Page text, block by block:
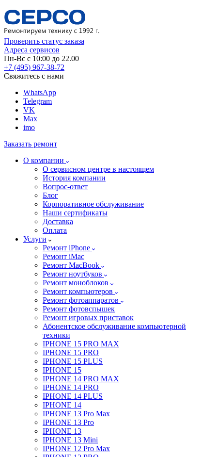
Проверить статус заказа
Адреса сервисов
Пн-Вс с 10:00 до 22.00
+7 (495) 967-38-72
Свяжитесь с нами
WhatsApp
Telegram
VK
Max
imo
Заказать ремонт
О компании
О сервисном центре в настоящем
История компании
Вопрос-ответ
Блог
Корпоративное обслуживание
Наши сертификаты
Доставка
Оплата
Услуги
Ремонт iPhone
Ремонт iMac
Ремонт MacBook
Ремонт ноутбуков
Ремонт моноблоков
Ремонт компьютеров
Ремонт фотоаппаратов
Ремонт фотовспышек
Ремонт игровых приставок
Абонентское обслуживание компьютерной
техники
IPHONE 15 PRO MAX
IPHONE 15 PRO
IPHONE 15 PLUS
IPHONE 15
IPHONE 14 PRO MAX
IPHONE 14 PRO
IPHONE 14 PLUS
IPHONE 14
IPHONE 13 Pro Max
IPHONE 13 Pro
IPHONE 13
IPHONE 13 Mini
IPHONE 12 Pro Max